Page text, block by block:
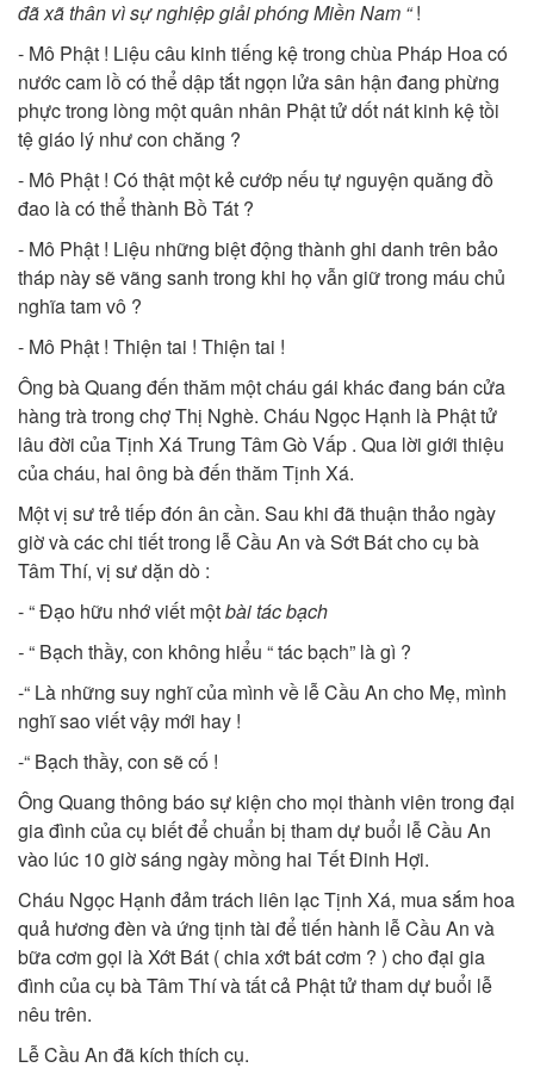
đã xã thân vì sự nghiệp giải phóng Miền Nam “!
- Mô Phật ! Liệu câu kinh tiếng kệ trong chùa Pháp Hoa có
nước cam lồ có thể dập tắt ngọn lửa sân hận đang phừng
phực trong lòng một quân nhân Phật tử dốt nát kinh kệ tồi
tệ giáo lý như con chăng ?
- Mô Phật ! Có thật một kẻ cướp nếu tự nguyện quăng đồ
đao là có thể thành Bồ Tát ?
- Mô Phật ! Liệu những biệt động thành ghi danh trên bảo
tháp này sẽ vãng sanh trong khi họ vẫn giữ trong máu chủ
nghĩa tam vô ?
- Mô Phật ! Thiện tai ! Thiện tai !
Ông bà Quang đến thăm một cháu gái khác đang bán cửa
hàng trà trong chợ Thị Nghè. Cháu Ngọc Hạnh là Phật tử
lâu đời của Tịnh Xá Trung Tâm Gò Vấp . Qua lời giới thiệu
của cháu, hai ông bà đến thăm Tịnh Xá.
Một vị sư trẻ tiếp đón ân cần. Sau khi đã thuận thảo ngày
giờ và các chi tiết trong lễ Cầu An và Sớt Bát cho cụ bà
Tâm Thí, vị sư dặn dò :
- “ Đạo hữu nhớ viết mộtbài tác bạch
-“ Bạch thầy, con không hiểu “ tác bạch” là gì ?
-“ Là những suy nghĩ của mình về lễ Cầu An cho Mẹ, mình
nghĩ sao viết vậy mới hay !
-“ Bạch thầy, con sẽ cố !
Ông Quang thông báo sự kiện cho mọi thành viên trong đại
gia đình của cụ biết để chuẩn bị tham dự buổi lễ Cầu An
vào lúc 10 giờ sáng ngày mồng hai Tết Đinh Hợi.
Cháu Ngọc Hạnh đảm trách liên lạc Tịnh Xá, mua sắm hoa
quả hương đèn và ứng tịnh tài để tiến hành lễ Cầu An và
bữa cơm gọi là Xớt Bát ( chia xớt bát cơm ? ) cho đại gia
đình của cụ bà Tâm Thí và tất cả Phật tử tham dự buổi lễ
nêu trên.
Lễ Cầu An đã kích thích cụ.